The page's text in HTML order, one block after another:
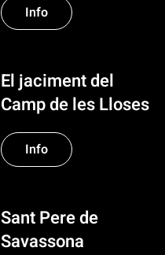
Info
El jaciment del
Camp de les Lloses
Info
Sant Pere de
Savassona